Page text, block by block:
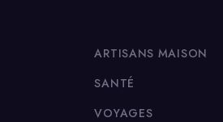
ARTISANS MAISON
SANTÉ
VOYAGES